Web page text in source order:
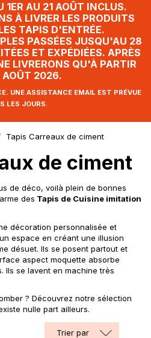
1ER AU 21 AOÛT INCLUS.
À LIVRER LES PRODUITS
TAPIS D'ENTRÉE.
PASSÉES JUSQU'AU 28
ET EXPÉDIÉES. APRÈS
LIVRERONS QU'À PARTIR
AOÛT 2026.
UNE ASSISTANCE EMAIL EST PRÉVUE
LES JOURS.
Tapis Carreaux de ciment
de ciment
de déco, voilà plein de bonnes
des Tapis de Cuisine imitation
décoration personnalisée et
espace en créant une illusion
désuet. Ils se posent partout et
aspect moquette absorbe
Ils se lavent en machine très
? Découvrez notre sélection
nulle part ailleurs.
Trier par